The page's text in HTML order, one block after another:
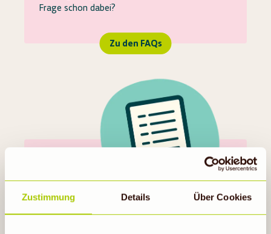
Zustimmung Details Über Cookies
Frage schon dabei?
Zu den FAQs
KONTAKTFORMULAR